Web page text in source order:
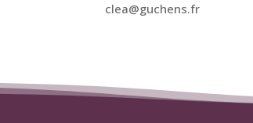
clea@guchens.fr